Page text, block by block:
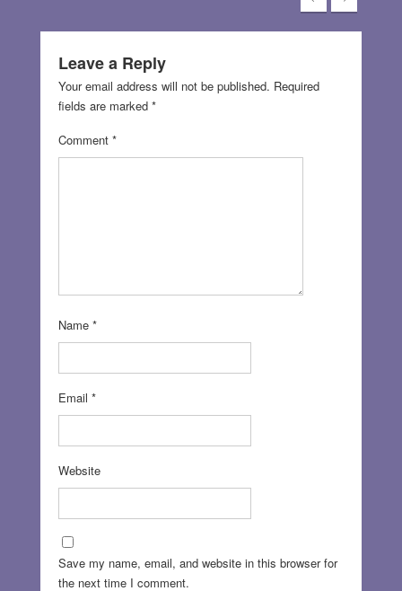
Leave a Reply
Your email address will not be published. Required
fields are marked *
Comment *
Name *
Email *
Website
Save my name, email, and website in this browser for
the next time I comment.